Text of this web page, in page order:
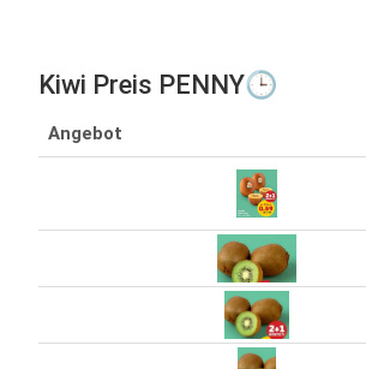
Kiwi Preis PENNY🕒
Angebot